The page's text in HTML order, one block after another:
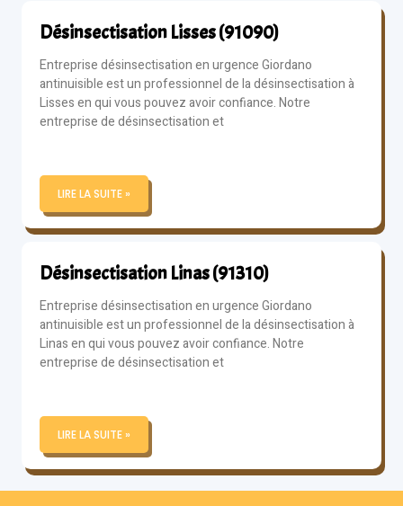
Désinsectisation Lisses (91090)
Entreprise désinsectisation en urgence Giordano
antinuisible est un professionnel de la désinsectisation à
Lisses en qui vous pouvez avoir confiance. Notre
entreprise de désinsectisation et
LIRE LA SUITE »
Désinsectisation Linas (91310)
Entreprise désinsectisation en urgence Giordano
antinuisible est un professionnel de la désinsectisation à
Linas en qui vous pouvez avoir confiance. Notre
entreprise de désinsectisation et
LIRE LA SUITE »